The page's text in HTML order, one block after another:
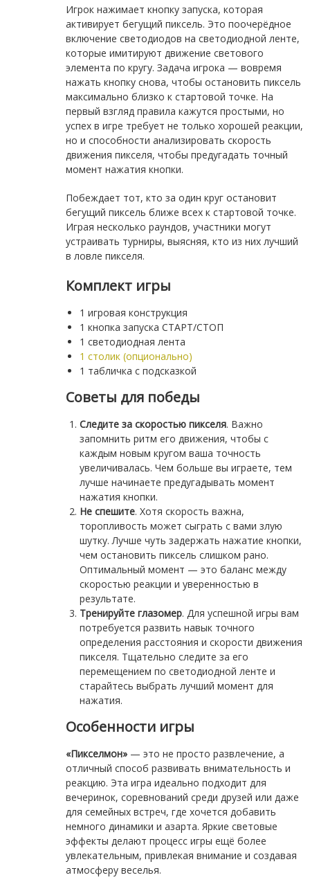
Игрок нажимает кнопку запуска, которая
активирует бегущий пиксель. Это поочерёдное
включение светодиодов на светодиодной ленте,
которые имитируют движение светового
элемента по кругу. Задача игрока — вовремя
нажать кнопку снова, чтобы остановить пиксель
максимально близко к стартовой точке. На
первый взгляд правила кажутся простыми, но
успех в игре требует не только хорошей реакции,
но и способности анализировать скорость
движения пикселя, чтобы предугадать точный
момент нажатия кнопки.
Побеждает тот, кто за один круг остановит
бегущий пиксель ближе всех к стартовой точке.
Играя несколько раундов, участники могут
устраивать турниры, выясняя, кто из них лучший
в ловле пикселя.
Комплект игры
1 игровая конструкция
1 кнопка запуска СТАРТ/СТОП
1 светодиодная лента
1 столик (опционально)
1 табличка с подсказкой
Советы для победы
Следите за скоростью пикселя. Важно
запомнить ритм его движения, чтобы с
каждым новым кругом ваша точность
увеличивалась. Чем больше вы играете, тем
лучше начинаете предугадывать момент
нажатия кнопки.
Не спешите. Хотя скорость важна,
торопливость может сыграть с вами злую
шутку. Лучше чуть задержать нажатие кнопки,
чем остановить пиксель слишком рано.
Оптимальный момент — это баланс между
скоростью реакции и уверенностью в
результате.
Тренируйте глазомер. Для успешной игры вам
потребуется развить навык точного
определения расстояния и скорости движения
пикселя. Тщательно следите за его
перемещением по светодиодной ленте и
старайтесь выбрать лучший момент для
нажатия.
Особенности игры
«Пикселмон»— это не просто развлечение, а
отличный способ развивать внимательность и
реакцию. Эта игра идеально подходит для
вечеринок, соревнований среди друзей или даже
для семейных встреч, где хочется добавить
немного динамики и азарта. Яркие световые
эффекты делают процесс игры ещё более
увлекательным, привлекая внимание и создавая
атмосферу веселья.